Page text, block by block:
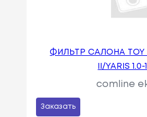
ФИЛЬТР САЛОНА TOY
II/YARIS 1.0-
comline
Заказать